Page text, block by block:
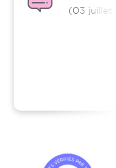
(03 juillet